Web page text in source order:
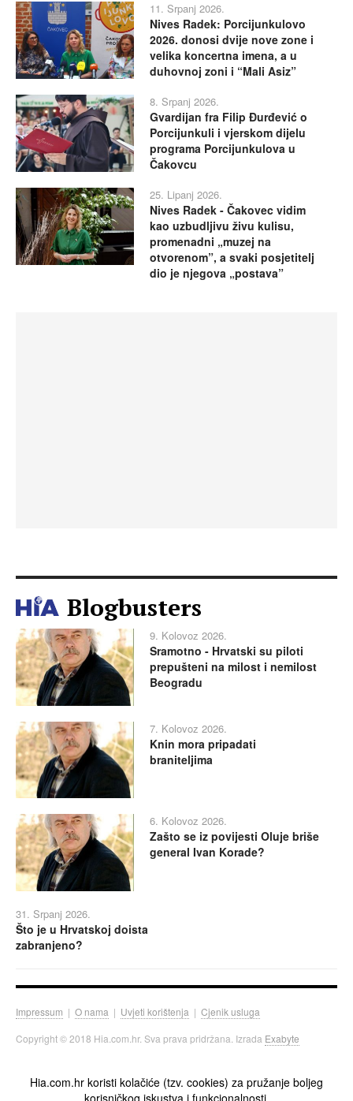
11. Srpanj 2026.
Nives Radek: Porcijunkulovo
2026. donosi dvije nove zone i
velika koncertna imena, a u
duhovnoj zoni i “Mali Asiz”
8. Srpanj 2026.
Gvardijan fra Filip Đurđević o
Porcijunkuli i vjerskom dijelu
programa Porcijunkulova u
Čakovcu
25. Lipanj 2026.
Nives Radek - Čakovec vidim
kao uzbudljivu živu kulisu,
promenadni „muzej na
otvorenom”, a svaki posjetitelj
dio je njegova „postava”
Blogbusters
9. Kolovoz 2026.
Sramotno - Hrvatski su piloti
prepušteni na milost i nemilost
Beogradu
7. Kolovoz 2026.
Knin mora pripadati
braniteljima
6. Kolovoz 2026.
Zašto se iz povijesti Oluje briše
general Ivan Korade?
31. Srpanj 2026.
Što je u Hrvatskoj doista
zabranjeno?
Impressum | O nama | Uvjeti korištenja | Cjenik usluga
Copyright © 2018 Hia.com.hr. Sva prava pridržana. Izrada Exabyte
Hia.com.hr koristi kolačiće (tzv. cookies) za pružanje boljeg
korisničkog iskustva i funkcionalnosti.